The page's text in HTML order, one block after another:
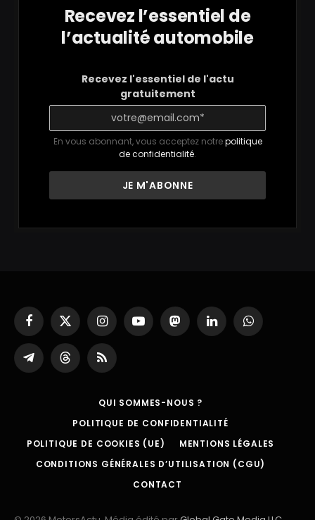
Recevez l’essentiel de
l’actualité automobile
Recevez l'essentiel de l'actu
gratuitement
En vous abonnant, vous acceptez notrepolitique
de confidentialité.
Facebook
X
(Twitter)
InstagramYouTubeMastodonLinkedInWhatsApp
Partager
sur
ThreadsRSS
QUI SOMMES-NOUS ?
POLITIQUE DE CONFIDENTIALITÉ
POLITIQUE DE COOKIES (UE)
MENTIONS LÉGALES
CONDITIONS GÉNÉRALES D’UTILISATION (CGU)
CONTACT